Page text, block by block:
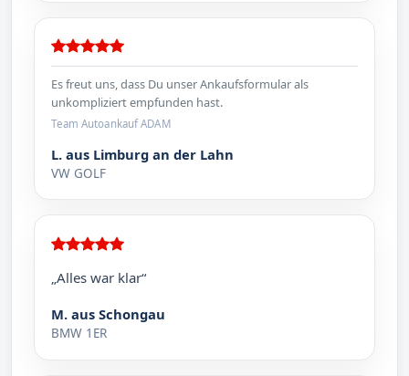
Es freut uns, dass Du unser Ankaufsformular als
unkompliziert empfunden hast.
Team Autoankauf ADAM
L. aus Limburg an der Lahn
VW GOLF
„Alles war klar“
M. aus Schongau
BMW 1ER